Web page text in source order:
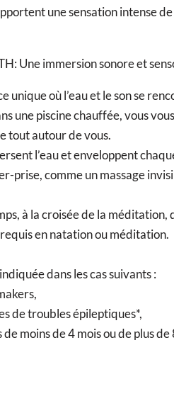
une sensation intense
Une immersion sonore et
unique où l’eau et le son se
une piscine chauffée, vous
tout autour de vous.
l’eau et enveloppent
prise, comme un massage
à la croisée de la
en natation ou méditation.
dans les cas suivants :
de troubles épileptiques*,
moins de 4 mois ou de plus de